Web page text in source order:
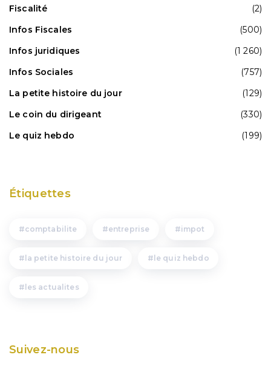
Fiscalité
(2)
Infos Fiscales
(500)
Infos juridiques
(1 260)
Infos Sociales
(757)
La petite histoire du jour
(129)
Le coin du dirigeant
(330)
Le quiz hebdo
(199)
Étiquettes
comptabilite entreprise impot
la petite histoire du jour le quiz hebdo
les actualites
Suivez-nous